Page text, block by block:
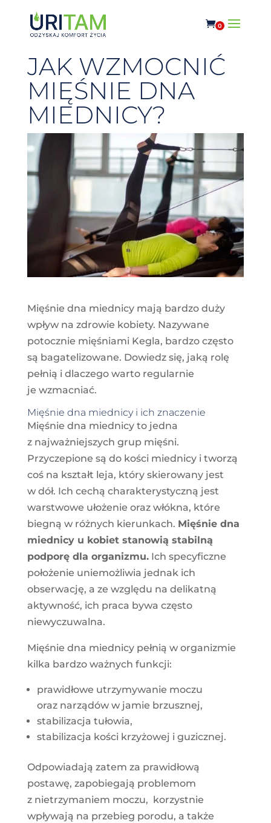
0
JAK WZMOCNIĆ
MIĘŚNIE DNA
MIEDNICY?
Mięśnie dna miednicy mają bardzo duży
wpływ na zdrowie kobiety. Nazywane
potocznie mięśniami Kegla, bardzo często
są bagatelizowane. Dowiedz się, jaką rolę
pełnią i dlaczego warto regularnie
je wzmacniać.
Mięśnie dna miednicy i ich znaczenie
Mięśnie dna miednicy to jedna
z najważniejszych grup mięśni.
Przyczepione są do kości miednicy i tworzą
coś na kształt leja, który skierowany jest
w dół. Ich cechą charakterystyczną jest
warstwowe ułożenie oraz włókna, które
biegną w różnych kierunkach. Mięśnie dna
miednicy u kobiet stanowią stabilną
podporę dla organizmu.Ich specyficzne
położenie uniemożliwia jednak ich
obserwację, a ze względu na delikatną
aktywność, ich praca bywa często
niewyczuwalna.
Mięśnie dna miednicy pełnią w organizmie
kilka bardzo ważnych funkcji:
prawidłowe utrzymywanie moczu
oraz narządów w jamie brzusznej,
stabilizacja tułowia,
stabilizacja kości krzyżowej i guzicznej.
Odpowiadają zatem za prawidłową
postawę, zapobiegają problemom
z nietrzymaniem moczu, korzystnie
wpływają na przebieg porodu, a także